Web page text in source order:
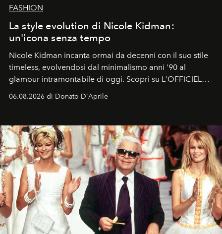
FASHION
La style evolution di Nicole Kidman:
un'icona senza tempo
Nicole Kidman incanta ormai da decenni con il suo stile
timeless, evolvendosi dal minimalismo anni '90 al
glamour intramontabile di oggi. Scopri su L'OFFICIEL
Italia la sua style evolution.
06.08.2026 di Donato D'Aprile